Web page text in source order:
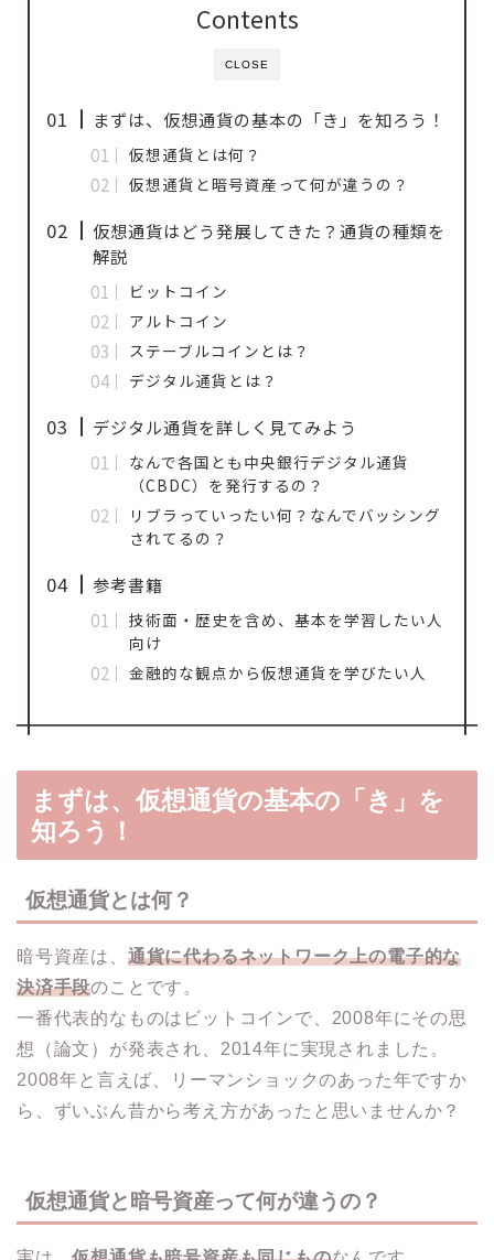
CLOSE
Contents
まずは、仮想通貨の基本の「き」を知ろう！
仮想通貨とは何？
仮想通貨と暗号資産って何が違うの？
仮想通貨はどう発展してきた？通貨の種類を
解説
ビットコイン
アルトコイン
ステーブルコインとは？
デジタル通貨とは？
デジタル通貨を詳しく見てみよう
なんで各国とも中央銀行デジタル通貨
（CBDC）を発行するの？
リブラっていったい何？なんでバッシング
されてるの？
参考書籍
技術面・歴史を含め、基本を学習したい人
向け
金融的な観点から仮想通貨を学びたい人
まずは、仮想通貨の基本の「き」を
知ろう！
仮想通貨とは何？
暗号資産は、 通貨に代わるネットワーク上の電子的な
決済手段のことです。
一番代表的なものはビットコインで、2008年にその思
想（論文）が発表され、2014年に実現されました。
2008年と言えば、リーマンショックのあった年ですか
ら、ずいぶん昔から考え方があったと思いませんか？
仮想通貨と暗号資産って何が違うの？